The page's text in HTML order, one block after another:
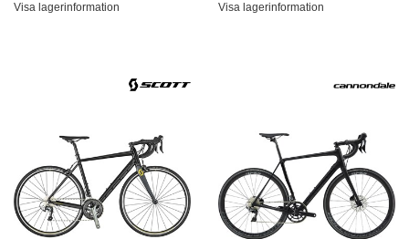
Visa lagerinformation Visa lagerinformation